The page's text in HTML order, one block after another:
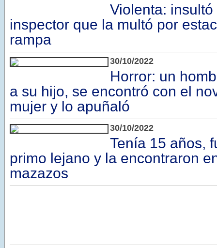
Violenta:
inspector que la multó por
rampa
30/10/2022
Horror: un
a su hijo, se encontró con el
mujer y lo apuñaló
30/10/2022
Tenía 15 años,
primo lejano y la encontraron
mazazos